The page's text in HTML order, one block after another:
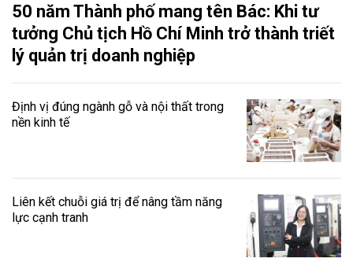
50 năm Thành phố mang tên Bác: Khi tư
tưởng Chủ tịch Hồ Chí Minh trở thành triết
lý quản trị doanh nghiệp
Định vị đúng ngành gỗ và nội thất trong
nền kinh tế
Liên kết chuỗi giá trị để nâng tầm năng
lực cạnh tranh